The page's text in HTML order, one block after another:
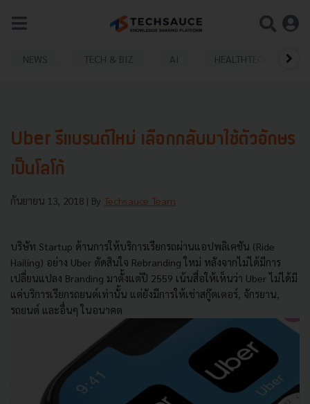
NEWS TECH & BIZ AI HEALTHTECH
Uber รีแบรนด์ใหม่ เลือกกลับมาใช้ตัวอักษร
เป็นโลโก้
กันยายน 13, 2018 | By Techsauce Team
บริษัท Startup ด้านการให้บริการเรียกรถผ่านแอปพลิเคชัน (Ride
Hailing) อย่าง Uber ตัดสินใจ Rebranding ใหม่ หลังจากไม่ได้มีการ
เปลี่ยนแปลง Branding มาตั้งแต่ปี 2559 เน้นสื่อให้เห็นว่า Uber ไม่ได้มี
แค่บริการเรียกรถยนต์เท่านั้น แต่ยังมีการให้เช่าสกู๊ตเตอร์, จักรยาน,
รถยนต์ และอื่นๆ ในอนาคต